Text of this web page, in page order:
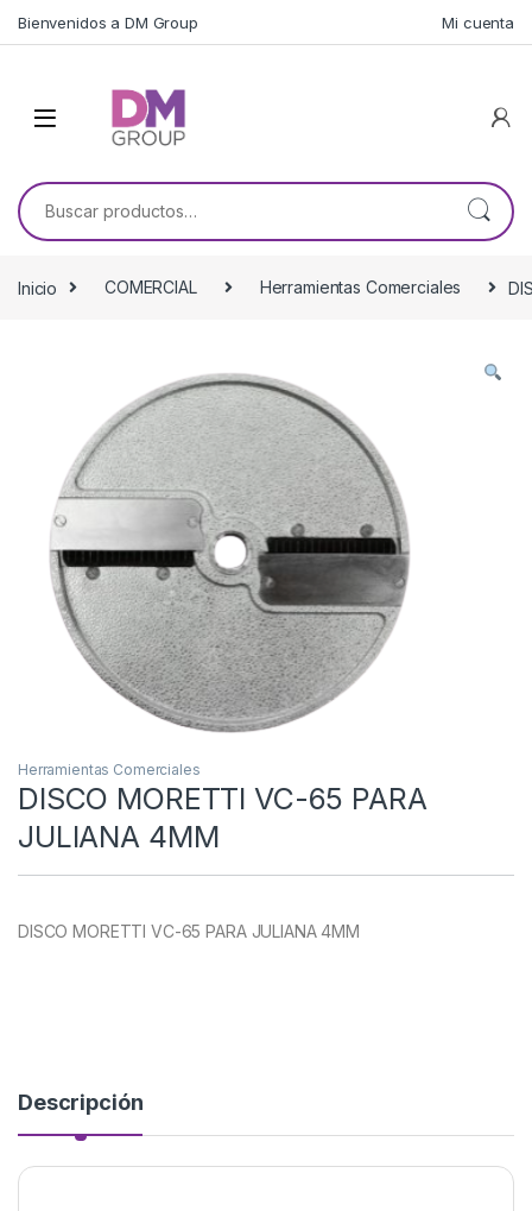
Bienvenidos a DM Group Mi cuenta
Buscar por:
Inicio COMERCIAL Herramientas Comerciales
Herramientas Comerciales
DISCO MORETTI VC-65 PARA
JULIANA 4MM
DISCO MORETTI VC-65 PARA JULIANA 4MM
Descripción